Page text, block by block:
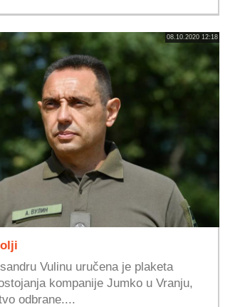
08.10.2020 12:18
Vulinu uručena je plaketa
kompanije Jumko u Vranju,
odbrane....